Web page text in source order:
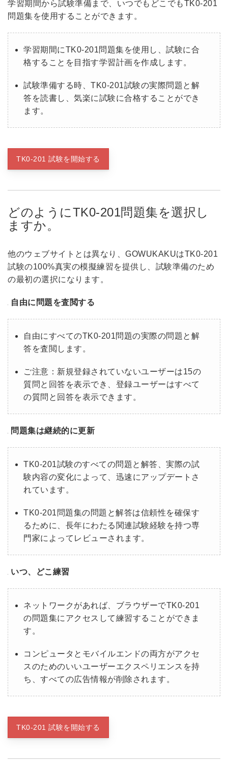
学習期間から試験準備まで、いつでもどこでもTK0-201
問題集を使用することができます。
学習期間にTK0-201問題集を使用し、試験に合
格することを目指す学習計画を作成します。
試験準備する時、TK0-201試験の実際問題と解
答を読書し、気楽に試験に合格することができ
ます。
TK0-201 試験を開始する
どのようにTK0-201問題集を選択し
ますか。
他のウェブサイトとは異なり、GOWUKAKUはTK0-201
試験の100%真実の模擬練習を提供し、試験準備のため
の最初の選択になります。
自由に問題を査閲する
自由にすべてのTK0-201問題の実際の問題と解
答を査閲します。
ご注意：新規登録されていないユーザーは15の
質問と回答を表示でき、登録ユーザーはすべて
の質問と回答を表示できます。
問題集は継続的に更新
TK0-201試験のすべての問題と解答、実際の試
験内容の変化によって、迅速にアップデートさ
れています。
TK0-201問題集の問題と解答は信頼性を確保す
るために、長年にわたる関連試験経験を持つ専
門家によってレビューされます。
いつ、どこ練習
ネットワークがあれば、ブラウザーでTK0-201
の問題集にアクセスして練習することができま
す。
コンピュータとモバイルエンドの両方がアクセ
スのためのいいユーザーエクスペリエンスを持
ち、すべての広告情報が削除されます。
TK0-201 試験を開始する